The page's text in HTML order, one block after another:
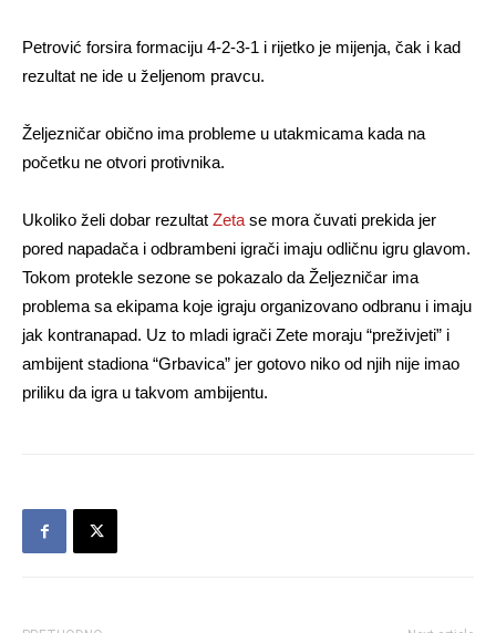
Petrović forsira formaciju 4-2-3-1 i rijetko je mijenja, čak i kad
rezultat ne ide u željenom pravcu.
Željezničar obično ima probleme u utakmicama kada na
početku ne otvori protivnika.
Ukoliko želi dobar rezultat Zeta se mora čuvati prekida jer
pored napadača i odbrambeni igrači imaju odličnu igru glavom.
Tokom protekle sezone se pokazalo da Željezničar ima
problema sa ekipama koje igraju organizovano odbranu i imaju
jak kontranapad. Uz to mladi igrači Zete moraju “preživjeti” i
ambijent stadiona “Grbavica” jer gotovo niko od njih nije imao
priliku da igra u takvom ambijentu.